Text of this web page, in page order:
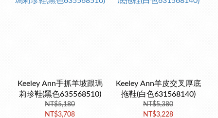
Keeley Ann手抓羊坡跟瑪
莉珍鞋(黑色635568510)
NT$5,180
NT$3,708
Keeley Ann羊皮交叉厚底
拖鞋(白色631568140)
NT$5,380
NT$3,228